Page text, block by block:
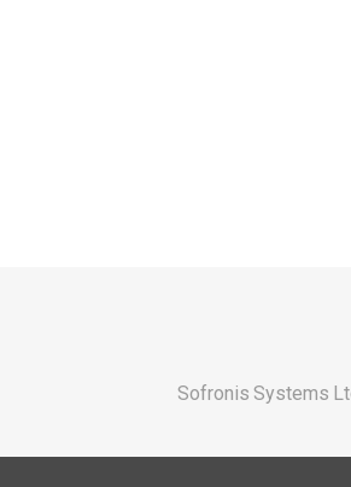
Sofronis Systems